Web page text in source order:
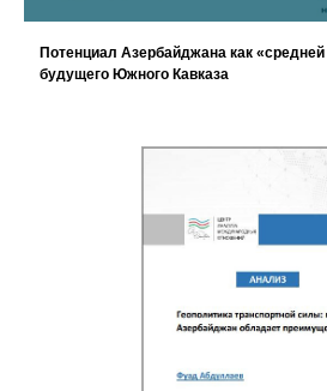
Потенциал Азербайджана как
будущего Южного Кавказа